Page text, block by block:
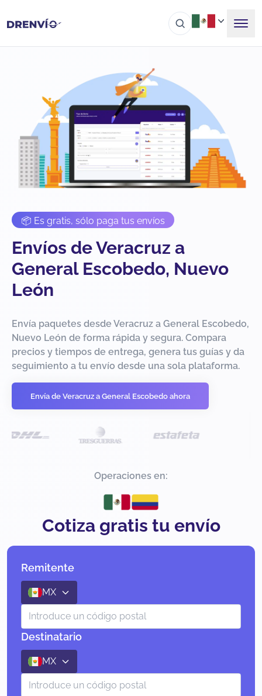
📦 Es gratis, sólo paga tus envíos
Envíos de Veracruz a
General Escobedo, Nuevo
León
Envía paquetes desde Veracruz a General Escobedo,
Nuevo León de forma rápida y segura. Compara
precios y tiempos de entrega, genera tus guías y da
seguimiento a tu envío desde una sola plataforma.
Envía de Veracruz a General Escobedo ahora
Operaciones en:
Cotiza gratis tu envío
Remitente
MX
Destinatario
MX